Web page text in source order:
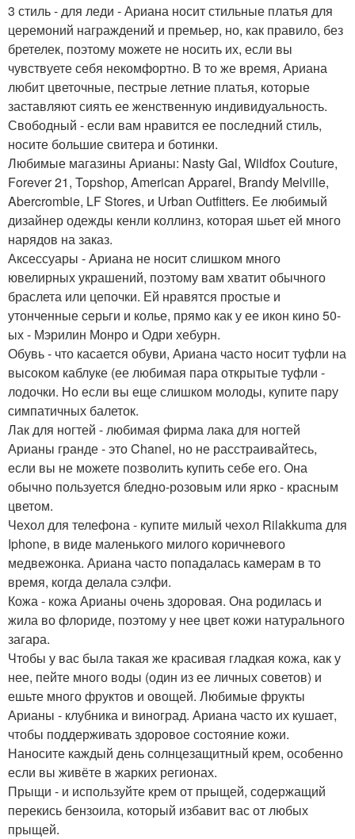
3 стиль - для леди - Ариана носит стильные платья для
церемоний награждений и премьер, но, как правило, без
бретелек, поэтому можете не носить их, если вы
чувствуете себя некомфортно. В то же время, Ариана
любит цветочные, пестрые летние платья, которые
заставляют сиять ее женственную индивидуальность.
Свободный - если вам нравится ее последний стиль,
носите большие свитера и ботинки.
Любимые магазины Арианы: Nasty Gal, Wildfox Couture,
Forever 21, Topshop, American Apparel, Brandy Melville,
Abercrombie, LF Stores, и Urban Outfitters. Ее любимый
дизайнер одежды кенли коллинз, которая шьет ей много
нарядов на заказ.
Аксессуары - Ариана не носит слишком много
ювелирных украшений, поэтому вам хватит обычного
браслета или цепочки. Ей нравятся простые и
утонченные серьги и колье, прямо как у ее икон кино 50-
ых - Мэрилин Монро и Одри хебурн.
Обувь - что касается обуви, Ариана часто носит туфли на
высоком каблуке (ее любимая пара открытые туфли -
лодочки. Но если вы еще слишком молоды, купите пару
симпатичных балеток.
Лак для ногтей - любимая фирма лака для ногтей
Арианы гранде - это Chanel, но не расстраивайтесь,
если вы не можете позволить купить себе его. Она
обычно пользуется бледно-розовым или ярко - красным
цветом.
Чехол для телефона - купите милый чехол Rilakkuma для
Iphone, в виде маленького милого коричневого
медвежонка. Ариана часто попадалась камерам в то
время, когда делала сэлфи.
Кожа - кожа Арианы очень здоровая. Она родилась и
жила во флориде, поэтому у нее цвет кожи натурального
загара.
Чтобы у вас была такая же красивая гладкая кожа, как у
нее, пейте много воды (один из ее личных советов) и
ешьте много фруктов и овощей. Любимые фрукты
Арианы - клубника и виноград. Ариана часто их кушает,
чтобы поддерживать здоровое состояние кожи.
Наносите каждый день солнцезащитный крем, особенно
если вы живёте в жарких регионах.
Прыщи - и используйте крем от прыщей, содержащий
перекись бензоила, который избавит вас от любых
прыщей.